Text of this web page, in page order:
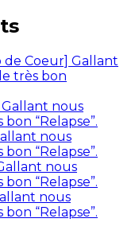
de Coeur] Gallant
très bon
nous
“Relapse”.
nous
“Relapse”.
nous
“Relapse”.
nous
“Relapse”.